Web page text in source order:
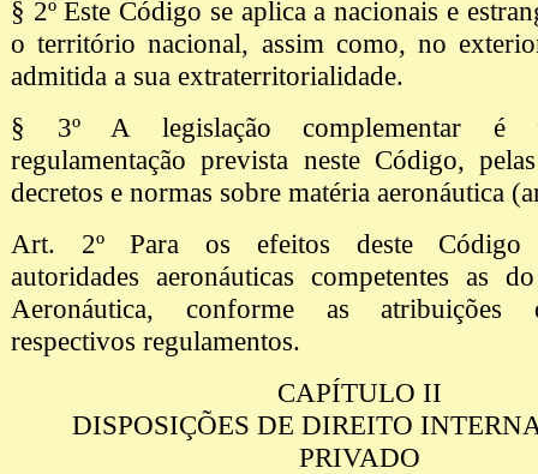
§ 2º Este Código se aplica a nacionais e
o território nacional, assim como, no
admitida a sua extraterritorialidade.
§ 3º A legislação complementar é
regulamentação prevista neste Código,
decretos e normas sobre matéria aeronáutica
Art. 2º Para os efeitos deste Código
autoridades aeronáuticas competentes as
Aeronáutica, conforme as atribuições
respectivos regulamentos.
CAPÍTULO II
DISPOSIÇÕES DE DIREITO
PRIVADO